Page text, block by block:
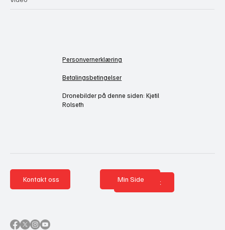
Personvernerklæring
Betalingsbetingelser
Dronebilder på denne siden: Kjetil
Rolseth
Kontakt oss Nettbutikk
Min Side